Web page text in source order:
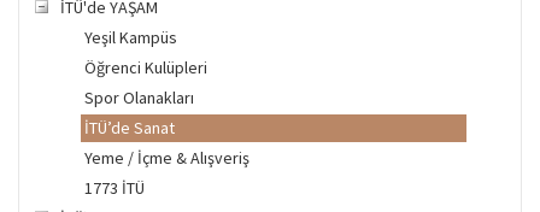
İTÜ'de YAŞAM
Yeşil Kampüs
Öğrenci Kulüpleri
Spor Olanakları
İTÜ’de Sanat
Yeme / İçme & Alışveriş
1773 İTÜ